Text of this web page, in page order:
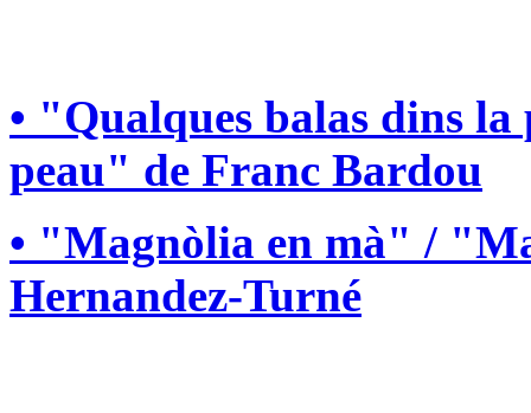
• "Qualques balas dins
peau" de Franc Bardou
• "Magnòlia en mà" /
Hernandez-Turné